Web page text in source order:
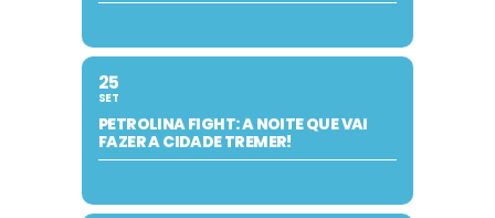
25
SET
PETROLINA FIGHT: A NOITE QUE VAI
FAZER A CIDADE TREMER!